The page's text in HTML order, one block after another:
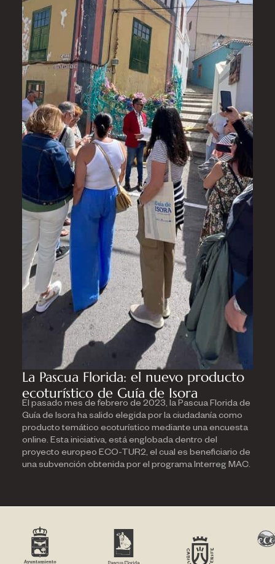
La Pascua Florida: el nuevo producto
ecoturístico de Guía de Isora
El pasado mes de febrero de 2023, la Pascua Florida de
Guía de Isora ha salido elegida por la ciudadanía como
producto temático ecoturístico mediante una encuesta
online. Esta iniciativa, está englobada dentro del
proyecto europeo ECO-TUR2, el cual es beneficiario de
una subvención obtenida por el programa Interreg MAC.